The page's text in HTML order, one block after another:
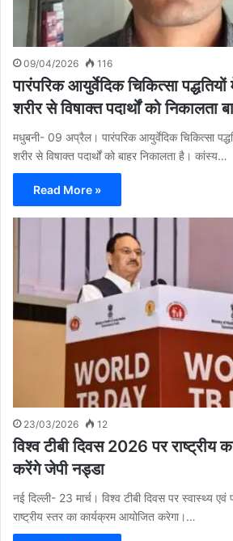
09/04/2026 116
पारंपरिक आयुर्वेदिक चिकित्सा
शरीर से विषाक्त पदार्थों को निकालता
मधुबनी- 09 अप्रैल। पारंपरिक आयुर्वेदिक चिकित्सा
शरीर से विषाक्त पदार्थों को बाहर निकालता है। कांस्य…
Read More »
23/03/2026 12
विश्व टीबी दिवस 2026 पर राष्ट्रीय
करेंगे जेपी नड्डा
नई दिल्ली- 23 मार्च। विश्व टीबी दिवस पर स्वास्थ्य
राष्ट्रीय स्तर का कार्यक्रम आयोजित करेगा।…